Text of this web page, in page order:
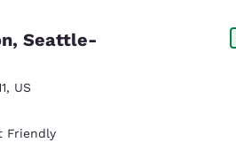
Seattle-
, US
Friendly